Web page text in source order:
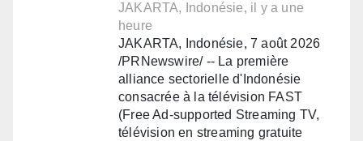
JAKARTA, Indonésie, il y a une
heure
JAKARTA, Indonésie, 7 août 2026
/PRNewswire/ -- La première
alliance sectorielle d'Indonésie
consacrée à la télévision FAST
(Free Ad-supported Streaming TV,
télévision en streaming gratuite